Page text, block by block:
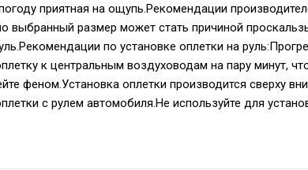
приятная на ощупь.Рекомендации
выбранный размер может стать причиной
по установке оплетки на
к центральным воздуховодам на пару минут,
феном.Установка оплетки производится сверху
с рулем автомобиля.Не используйте для